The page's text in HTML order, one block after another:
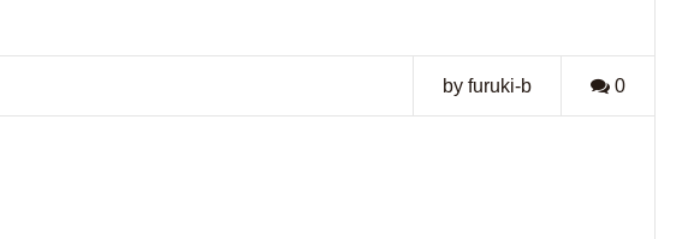
by furuki-b 0